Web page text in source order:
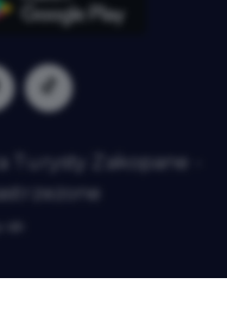
Turysty Zakopane -